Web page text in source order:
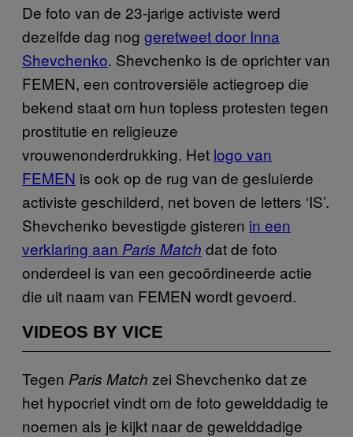
De foto van de 23-jarige activiste werd
dezelfde dag nog geretweet door Inna
Shevchenko. Shevchenko is de oprichter van
FEMEN, een controversiële actiegroep die
bekend staat om hun topless protesten tegen
prostitutie en religieuze
vrouwenonderdrukking. Het logo van
FEMEN is ook op de rug van de gesluierde
activiste geschilderd, net boven de letters ‘IS’.
Shevchenko bevestigde gisteren in een
verklaring aan Paris Match dat de foto
onderdeel is van een gecoördineerde actie
die uit naam van FEMEN wordt gevoerd.
VIDEOS BY VICE
Tegen Paris Match zei Shevchenko dat ze
het hypocriet vindt om de foto gewelddadig te
noemen als je kijkt naar de gewelddadige